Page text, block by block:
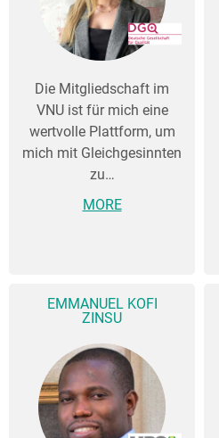
Die Mitgliedschaft im
VNU ist für mich eine
wertvolle Plattform, um
mich mit Gleichgesinnten
zu…
MORE
EMMANUEL KOFI
ZINSU